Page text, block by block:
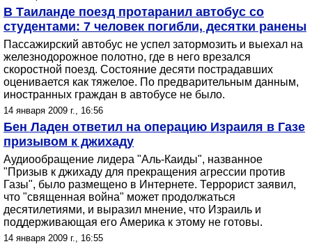
В Таиланде поезд протаранил автобус со
студентами: 7 человек погибли, десятки ранены
Пассажирский автобус не успел затормозить и выехал на
железнодорожное полотно, где в него врезался
скоростной поезд. Состояние десяти пострадавших
оценивается как тяжелое. По предварительным данным,
иностранных граждан в автобусе не было.
14 января 2009 г., 16:56
Бен Ладен ответил на операцию Израиля в Газе
призывом к джихаду
Аудиообращение лидера "Аль-Каиды", названное
"Призыв к джихаду для прекращения агрессии против
Газы", было размещено в Интернете. Террорист заявил,
что "священная война" может продолжаться
десятилетиями, и выразил мнение, что Израиль и
поддерживающая его Америка к этому не готовы.
14 января 2009 г., 16:55